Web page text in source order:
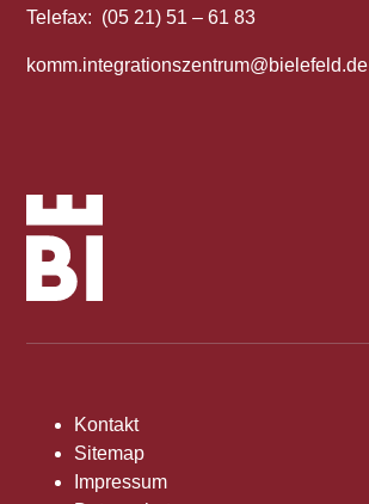
Telefax: (05 21) 51 – 61 83
komm.integrationszentrum@bielefeld.de
Kontakt
Sitemap
Impressum